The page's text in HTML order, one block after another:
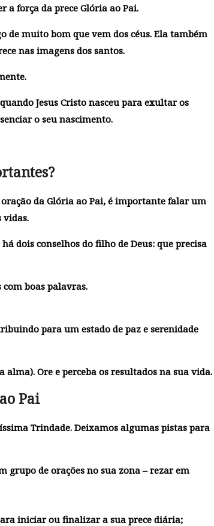
força da prece Glória ao Pai.
muito bom que vem dos céus. Ela também
nas imagens dos santos.
Jesus Cristo nasceu para exultar os
o seu nascimento.
oração da Glória ao Pai, é importante falar um
vidas.
dois conselhos do filho de Deus: que precisa
boas palavras.
para um estado de paz e serenidade
Ore e perceba os resultados na sua vida.
Pai
Trindade. Deixamos algumas pistas para
grupo de orações no sua zona – rezar em
iniciar ou finalizar a sua prece diária;